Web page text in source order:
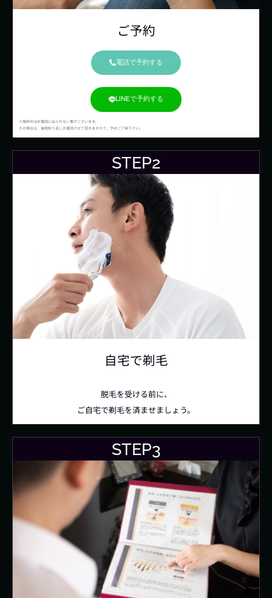
ご予約
電話で予約する
LINEで予約する
※施術中はお電話に出られない事がございます。
その場合は、後程折り返しお電話させて頂きますので、予めご了承下さい。
STEP2
自宅で剃毛
脱毛を受ける前に、
ご自宅で剃毛を済ませましょう。
STEP3